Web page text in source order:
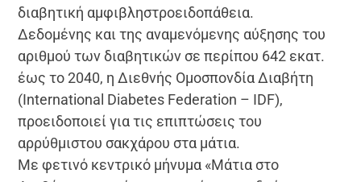
διαβητική αμφιβληστροειδοπάθεια.
Δεδομένης και της αναμενόμενης αύξησης του
αριθμού των διαβητικών σε περίπου 642 εκατ.
έως το 2040, η Διεθνής Ομοσπονδία Διαβήτη
(International Diabetes Federation – IDF),
προειδοποιεί για τις επιπτώσεις του
αρρύθμιστου σακχάρου στα μάτια.
Με φετινό κεντρικό μήνυμα «Μάτια στο